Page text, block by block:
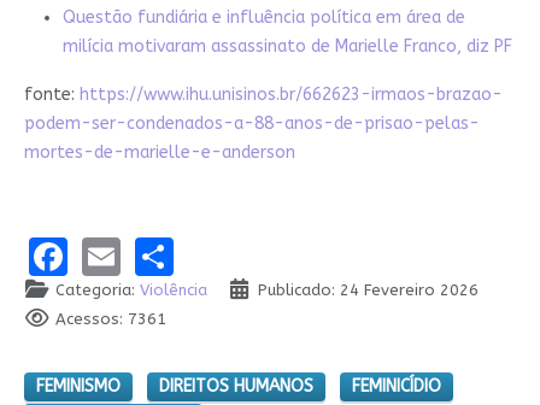
Questão fundiária e influência política em área de
milícia motivaram assassinato de Marielle Franco, diz PF
fonte: https://www.ihu.unisinos.br/662623-irmaos-brazao-
podem-ser-condenados-a-88-anos-de-prisao-pelas-
mortes-de-marielle-e-anderson
Facebook
EmailShare
Categoria: Violência
Publicado: 24 Fevereiro 2026
Acessos: 7361
FEMINISMO DIREITOS HUMANOS
FEMINICÍDIO